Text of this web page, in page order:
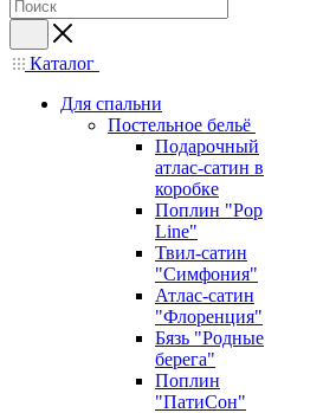
Каталог
Для спальни
Постельное бельё
Подарочный
атлас-сатин в
коробке
Поплин "Pop
Line"
Твил-сатин
"Симфония"
Атлас-сатин
"Флоренция"
Бязь "Родные
берега"
Поплин
"ПатиСон"